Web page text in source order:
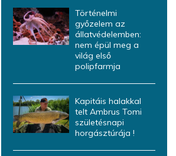
Történelmi
győzelem az
állatvédelemben:
nem épül meg a
világ első
polipfarmja
Kapitáis halakkal
telt Ambrus Tomi
születésnapi
horgásztúrája !